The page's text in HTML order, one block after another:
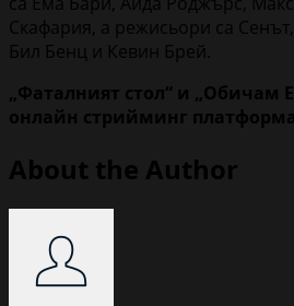
Скафария, а режисьори са
Бил Бенц и Кевин Брей.
„Фаталният стол“ и „Обичам
онлайн стрийминг
About the Author